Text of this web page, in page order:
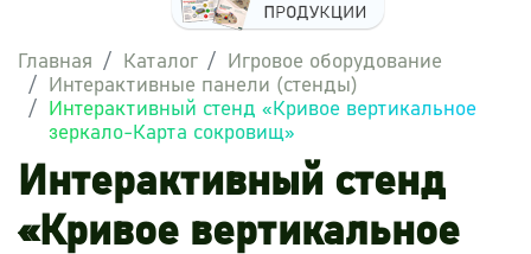
Главная Каталог
Игровое оборудование
Интерактивные панели (стенды)
Интерактивный стенд «Кривое вертикальное
зеркало-Карта сокровищ»
Интерактивный стенд
«Кривое вертикальное